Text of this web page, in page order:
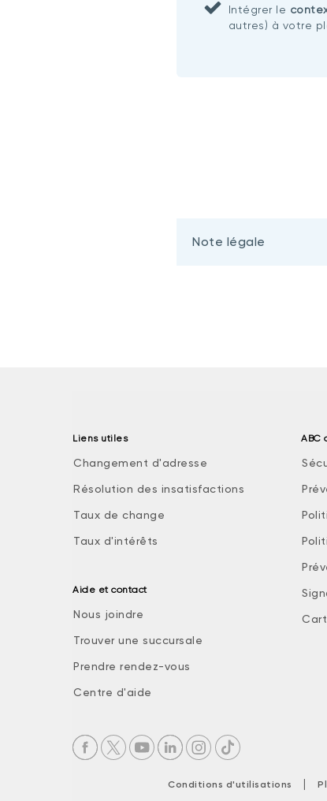
Intégrer le
autres) à votre
Note légale
Liens utiles
Changement d'adresse
Résolution des insatisfactions
Taux de change
Taux d'intérêts
Aide et contact
Nous joindre
Trouver une succursale
Prendre rendez-vous
Centre d'aide
ABC
Conditions d'utilisations |